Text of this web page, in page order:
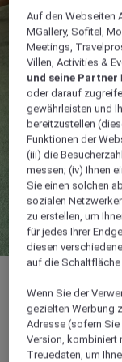
48 m²
Auf den Webseiten
MGallery, Sofitel,
Meetings,
Villen, Activities &
und seine Partner
oder darauf
gewährleisten und
bereitzustellen
Funktionen der
(iii) die
messen; (iv) Ihnen
Sie einen solchen
sozialen
zu erstellen, um
für jedes Ihrer
diesen
auf die Schaltfläche
Wenn Sie der
gezielten Werbung
Adresse (sofern Sie
Version, kombiniert
Treuedaten, um